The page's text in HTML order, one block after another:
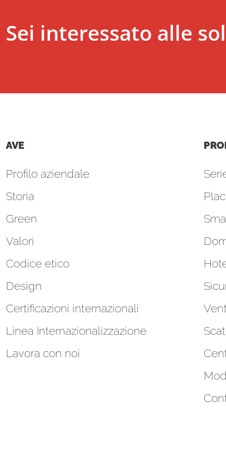
Sei interessato alle
AVE
Profilo aziendale
Storia
Green
Valori
Codice etico
Design
Certificazioni internazionali
Linea Internazionalizzazione
Lavora con noi